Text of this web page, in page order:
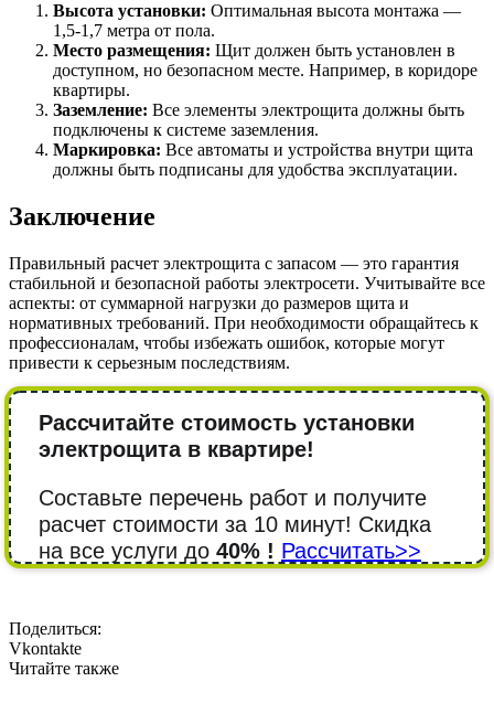
Высота установки: Оптимальная высота монтажа —
1,5-1,7 метра от пола.
Место размещения: Щит должен быть установлен в
доступном, но безопасном месте. Например, в коридоре
квартиры.
Заземление: Все элементы электрощита должны быть
подключены к системе заземления.
Маркировка: Все автоматы и устройства внутри щита
должны быть подписаны для удобства эксплуатации.
Заключение
Правильный расчет электрощита с запасом — это гарантия
стабильной и безопасной работы электросети. Учитывайте все
аспекты: от суммарной нагрузки до размеров щита и
нормативных требований. При необходимости обращайтесь к
профессионалам, чтобы избежать ошибок, которые могут
привести к серьезным последствиям.
Рассчитайте стоимость установки
электрощита в квартире!
Составьте перечень работ и получите
расчет стоимости за 10 минут! Cкидка
на все услуги до 40% ! Рассчитать>>
Поделиться:
Vkontakte
Читайте также